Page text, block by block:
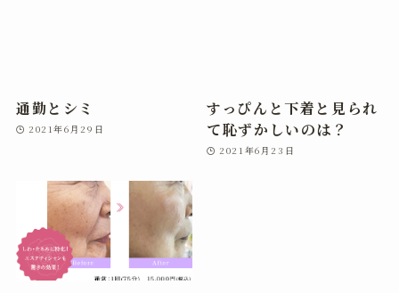
通勤とシミ
2021年6月29日
すっぴんと下着と見られ
て恥ずかしいのは？
2021年6月23日